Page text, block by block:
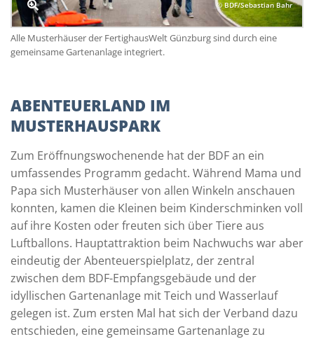
© BDF/Sebastian Bahr
Alle Musterhäuser der FertighausWelt Günzburg sind durch eine
gemeinsame Gartenanlage integriert.
ABENTEUERLAND IM
MUSTERHAUSPARK
Zum Eröffnungswochenende hat der BDF an ein
umfassendes Programm gedacht. Während Mama und
Papa sich Musterhäuser von allen Winkeln anschauen
konnten, kamen die Kleinen beim Kinderschminken voll
auf ihre Kosten oder freuten sich über Tiere aus
Luftballons. Hauptattraktion beim Nachwuchs war aber
eindeutig der Abenteuerspielplatz, der zentral
zwischen dem BDF-Empfangsgebäude und der
idyllischen Gartenanlage mit Teich und Wasserlauf
gelegen ist. Zum ersten Mal hat sich der Verband dazu
entschieden, eine gemeinsame Gartenanlage zu